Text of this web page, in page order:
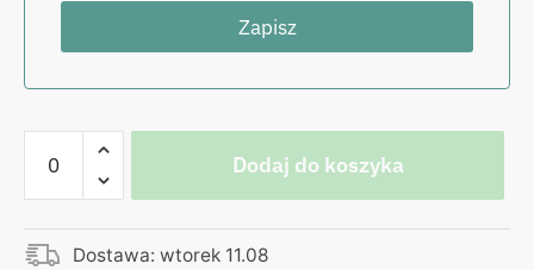
Koszulka
Galak
Pizza
–
Dodaj do koszyka
Dostawa: wtorek 11.08